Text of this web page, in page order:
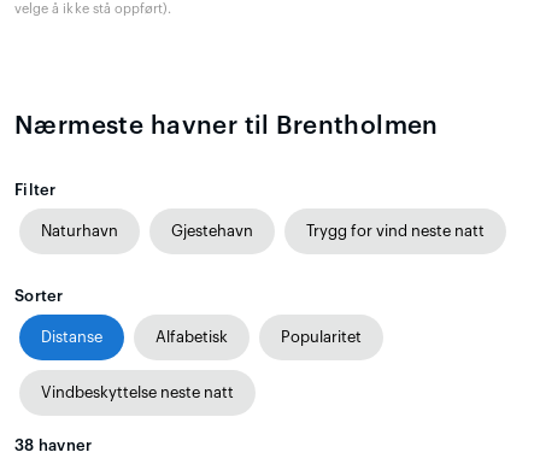
velge å ikke stå oppført).
Nærmeste havner til Brentholmen
Filter
Naturhavn Gjestehavn Trygg for vind neste natt
Sorter
Distanse Alfabetisk Popularitet
Vindbeskyttelse neste natt
38 havner